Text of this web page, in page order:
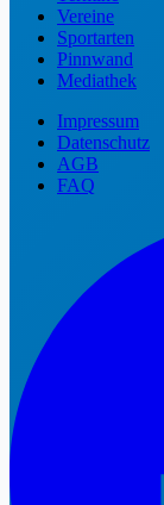
Vereine
Sportarten
Pinnwand
Mediathek
Impressum
Datenschutz
AGB
FAQ